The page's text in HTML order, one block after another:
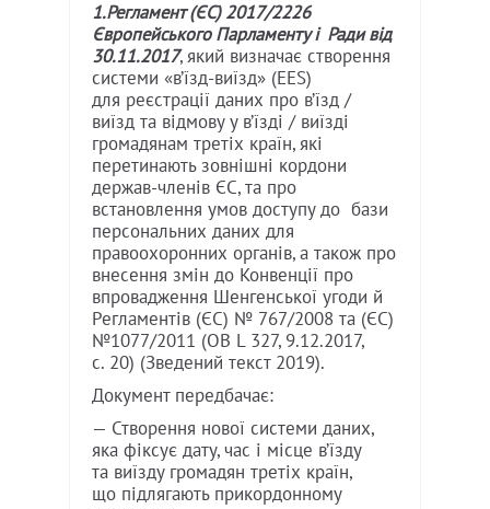
1.Регламент (ЄС) 2017/2226
Європейського Парламенту і Ради від
30.11.2017, який визначає створення
системи «в’їзд-виїзд» (EES)
для реєстрації даних про в’їзд /
виїзд та відмову у в’їзді / виїзді
громадянам третіх країн, які
перетинають зовнішні кордони
держав-членів ЄС, та про
встановлення умов доступу до бази
персональних даних для
правоохоронних органів, а також про
внесення змін до Конвенції про
впровадження Шенгенської угоди й
Регламентів (ЄС) № 767/2008 та (ЄС)
№1077/2011 (ОВ L 327, 9.12.2017,
с. 20) (Зведений текст 2019).
Документ передбачає:
— Створення нової системи даних,
яка фіксує дату, час і місце в’їзду
та виїзду громадян третіх країн,
що підлягають прикордонному